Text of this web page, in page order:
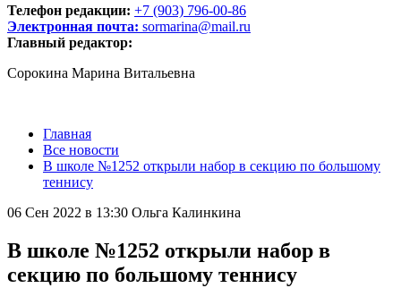
Телефон редакции: +7 (903) 796-00-86
Электронная почта: sormarina@mail.ru
Главный редактор:
Сорокина Марина Витальевна
Главная
Все новости
В школе №1252 открыли набор в секцию по большому
теннису
06 Сен 2022 в 13:30 Ольга Калинкина
В школе №1252 открыли набор в
секцию по большому теннису